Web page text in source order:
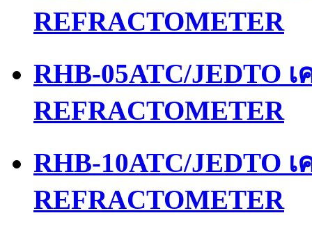
REFRACTOMETER
RHB-05ATC/JEDTO
REFRACTOMETER
RHB-10ATC/JEDTO
REFRACTOMETER